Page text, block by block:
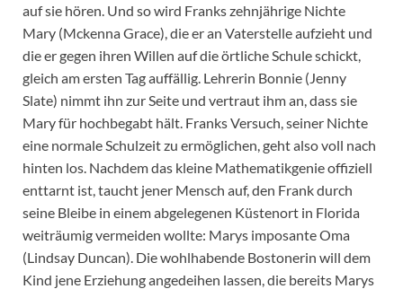
auf sie hören. Und so wird Franks zehnjährige Nichte
Mary (Mckenna Grace), die er an Vaterstelle aufzieht und
die er gegen ihren Willen auf die örtliche Schule schickt,
gleich am ersten Tag auffällig. Lehrerin Bonnie (Jenny
Slate) nimmt ihn zur Seite und vertraut ihm an, dass sie
Mary für hochbegabt hält. Franks Versuch, seiner Nichte
eine normale Schulzeit zu ermöglichen, geht also voll nach
hinten los. Nachdem das kleine Mathematikgenie offiziell
enttarnt ist, taucht jener Mensch auf, den Frank durch
seine Bleibe in einem abgelegenen Küstenort in Florida
weiträumig vermeiden wollte: Marys imposante Oma
(Lindsay Duncan). Die wohlhabende Bostonerin will dem
Kind jene Erziehung angedeihen lassen, die bereits Marys